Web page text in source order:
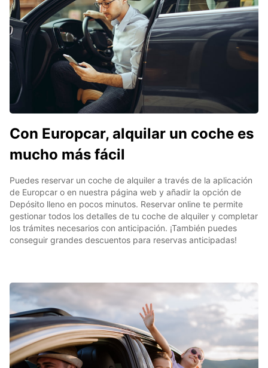
Con Europcar, alquilar un coche es
mucho más fácil
Puedes reservar un coche de alquiler a través de la aplicación
de Europcar o en nuestra página web y añadir la opción de
Depósito lleno en pocos minutos. Reservar online te permite
gestionar todos los detalles de tu coche de alquiler y completar
los trámites necesarios con anticipación. ¡También puedes
conseguir grandes descuentos para reservas anticipadas!